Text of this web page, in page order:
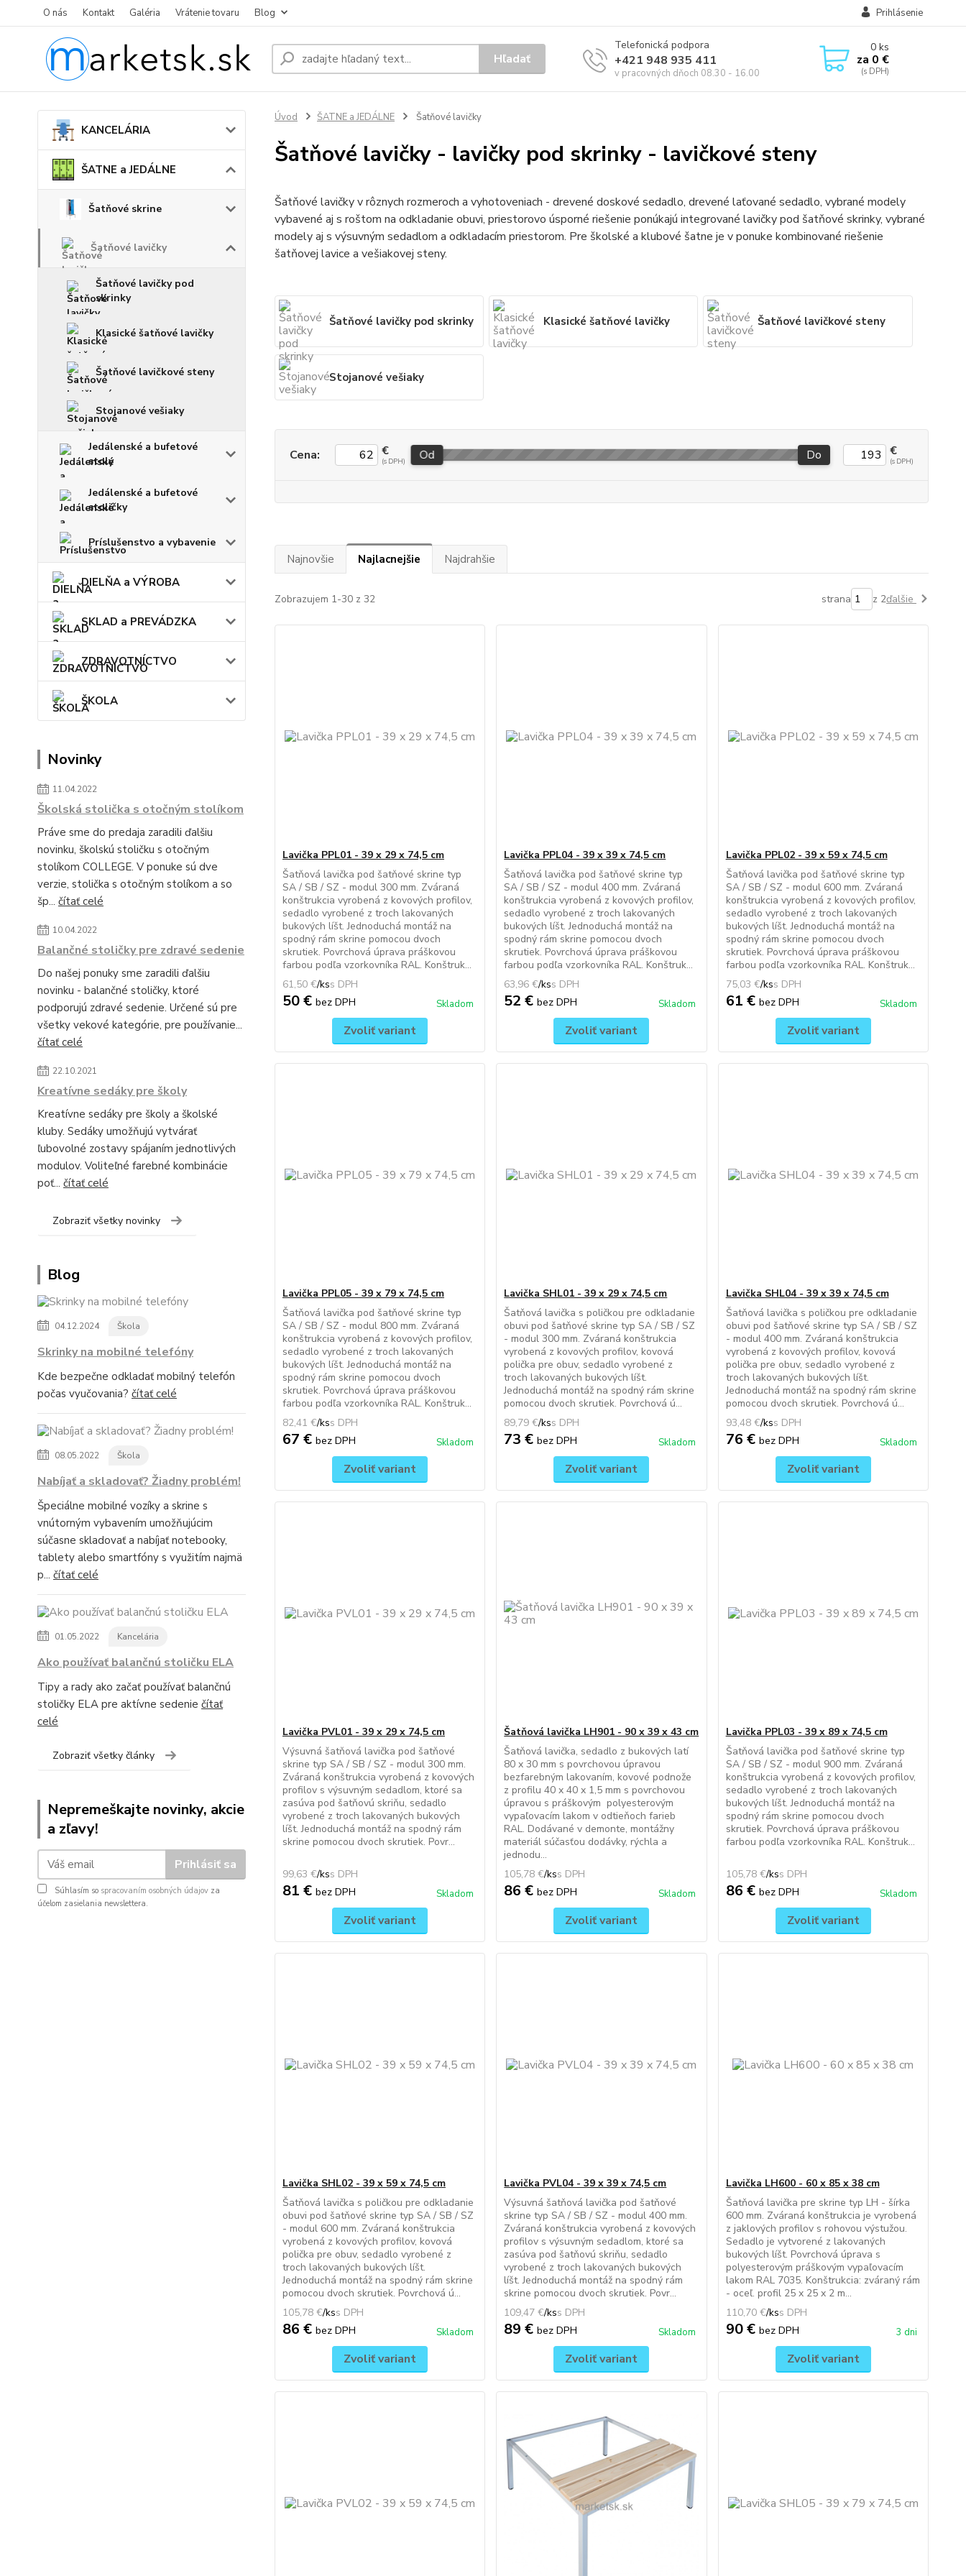
O nás Kontakt Galéria Vrátenie tovaru Blog Prihlásenie
Hľadať
Telefonická podpora
+421 948 935 411
v pracovných dňoch 08.30 - 16.00
0ks
za 0 €
KANCELÁRIA
ŠATNE a JEDÁLNE
Šatňové skrine
Šatňové lavičky
Šatňové lavičky pod
skrinky
Klasické šatňové lavičky
Šatňové lavičkové steny
Stojanové vešiaky
Jedálenské a bufetové
stoly
Jedálenské a bufetové
stoličky
Príslušenstvo a vybavenie
DIELŇA a VÝROBA
SKLAD a PREVÁDZKA
ZDRAVOTNÍCTVO
ŠKOLA
Novinky
11.04.2022
Školská stolička s otočným stolíkom
Práve sme do predaja zaradili ďalšiu
novinku, školskú stoličku s otočným
stolíkom COLLEGE. V ponuke sú dve
verzie, stolička s otočným stolíkom a so
šp... čítať celé
10.04.2022
Balančné stoličky pre zdravé sedenie
Do našej ponuky sme zaradili ďalšiu
novinku - balančné stoličky, ktoré
podporujú zdravé sedenie. Určené sú pre
všetky vekové kategórie, pre používanie...
čítať celé
22.10.2021
Kreatívne sedáky pre školy
Kreatívne sedáky pre školy a školské
kluby. Sedáky umožňujú vytvárať
ľubovolné zostavy spájaním jednotlivých
modulov. Voliteľné farebné kombinácie
poť... čítať celé
Zobraziť všetky novinky
Blog
04.12.2024 Škola
Skrinky na mobilné telefóny
Kde bezpečne odkladať mobilný telefón
počas vyučovania? čítať celé
08.05.2022 Škola
Nabíjať a skladovať? Žiadny problém!
Špeciálne mobilné vozíky a skrine s
vnútorným vybavením umožňujúcim
súčasne skladovať a nabíjať notebooky,
tablety alebo smartfóny s využitím najmä
p... čítať celé
01.05.2022 Kancelária
Ako používať balančnú stoličku ELA
Tipy a rady ako začať používať balančnú
stoličky ELA pre aktívne sedenie čítať
celé
Zobraziť všetky články
Nepremeškajte novinky, akcie
a zľavy!
Prihlásiť sa
Súhlasím so spracovaním osobných údajov za
účelom zasielania newslettera.
Úvod ŠATNE a JEDÁLNE Šatňové lavičky
Šatňové lavičky - lavičky pod skrinky - lavičkové steny
Šatňové lavičky v rôznych rozmeroch a vyhotoveniach - drevené doskové sedadlo, drevené laťované sedadlo, vybrané modely
vybavené aj s roštom na odkladanie obuvi, priestorovo úsporné riešenie ponúkajú integrované lavičky pod šatňové skrinky, vybrané
modely aj s výsuvným sedadlom a odkladacím priestorom. Pre školské a klubové šatne je v ponuke kombinované riešenie
šatňovej lavice a vešiakovej steny.
Šatňové lavičky pod skrinky Klasické šatňové lavičky Šatňové lavičkové steny
Stojanové vešiaky
Cena: € Od Do €
Najnovšie Najlacnejšie Najdrahšie
Zobrazujem 1-30 z 32 strana z 2ďalšie
Lavička PPL01 - 39 x 29 x 74,5 cm
Šatňová lavička pod šatňové skrine typ
SA / SB / SZ - modul 300 mm. Zváraná
konštrukcia vyrobená z kovových profilov,
sedadlo vyrobené z troch lakovaných
bukových líšt. Jednoduchá montáž na
spodný rám skrine pomocou dvoch
skrutiek. Povrchová úprava práškovou
farbou podľa vzorkovníka RAL. Konštruk...
61,50 €/ks
50 € bez DPH Skladom
Zvoliť variant
Lavička PPL04 - 39 x 39 x 74,5 cm
Šatňová lavička pod šatňové skrine typ
SA / SB / SZ - modul 400 mm. Zváraná
konštrukcia vyrobená z kovových profilov,
sedadlo vyrobené z troch lakovaných
bukových líšt. Jednoduchá montáž na
spodný rám skrine pomocou dvoch
skrutiek. Povrchová úprava práškovou
farbou podľa vzorkovníka RAL. Konštruk...
63,96 €/ks
52 €bez DPH Skladom
Zvoliť variant
Lavička PPL02 - 39 x 59 x 74,5 cm
Šatňová lavička pod šatňové skrine typ
SA / SB / SZ - modul 600 mm. Zváraná
konštrukcia vyrobená z kovových profilov,
sedadlo vyrobené z troch lakovaných
bukových líšt. Jednoduchá montáž na
spodný rám skrine pomocou dvoch
skrutiek. Povrchová úprava práškovou
farbou podľa vzorkovníka RAL. Konštruk...
75,03 €/ks
61 € bez DPH Skladom
Zvoliť variant
Lavička PPL05 - 39 x 79 x 74,5 cm
Šatňová lavička pod šatňové skrine typ
SA / SB / SZ - modul 800 mm. Zváraná
konštrukcia vyrobená z kovových profilov,
sedadlo vyrobené z troch lakovaných
bukových líšt. Jednoduchá montáž na
spodný rám skrine pomocou dvoch
skrutiek. Povrchová úprava práškovou
farbou podľa vzorkovníka RAL. Konštruk...
82,41 €/ks
67 € bez DPH Skladom
Zvoliť variant
Lavička SHL01 - 39 x 29 x 74,5 cm
Šatňová lavička s poličkou pre odkladanie
obuvi pod šatňové skrine typ SA / SB / SZ
- modul 300 mm. Zváraná konštrukcia
vyrobená z kovových profilov, kovová
polička pre obuv, sedadlo vyrobené z
troch lakovaných bukových líšt.
Jednoduchá montáž na spodný rám skrine
pomocou dvoch skrutiek. Povrchová ú...
89,79 €/ks
73 €bez DPH Skladom
Zvoliť variant
Lavička SHL04 - 39 x 39 x 74,5 cm
Šatňová lavička s poličkou pre odkladanie
obuvi pod šatňové skrine typ SA / SB / SZ
- modul 400 mm. Zváraná konštrukcia
vyrobená z kovových profilov, kovová
polička pre obuv, sedadlo vyrobené z
troch lakovaných bukových líšt.
Jednoduchá montáž na spodný rám skrine
pomocou dvoch skrutiek. Povrchová ú...
93,48 €/ks
76 € bez DPH Skladom
Zvoliť variant
Lavička PVL01 - 39 x 29 x 74,5 cm
Výsuvná šatňová lavička pod šatňové
skrine typ SA / SB / SZ - modul 300 mm.
Zváraná konštrukcia vyrobená z kovových
profilov s výsuvným sedadlom, ktoré sa
zasúva pod šatňovú skriňu, sedadlo
vyrobené z troch lakovaných bukových
líšt. Jednoduchá montáž na spodný rám
skrine pomocou dvoch skrutiek. Povr...
99,63 €/ks
81 € bez DPH Skladom
Zvoliť variant
Šatňová lavička LH901 - 90 x 39 x 43 cm
Šatňová lavička, sedadlo z bukových latí
80 x 30 mm s povrchovou úpravou
bezfarebným lakovaním, kovové podnože
z profilu 40 x 40 x 1,5 mm s povrchovou
úpravou s práškovým polyesterovým
vypaľovacím lakom v odtieňoch farieb
RAL. Dodávané v demonte, montážny
materiál súčasťou dodávky, rýchla a
jednodu...
105,78 €/ks
86 €bez DPH Skladom
Zvoliť variant
Lavička PPL03 - 39 x 89 x 74,5 cm
Šatňová lavička pod šatňové skrine typ
SA / SB / SZ - modul 900 mm. Zváraná
konštrukcia vyrobená z kovových profilov,
sedadlo vyrobené z troch lakovaných
bukových líšt. Jednoduchá montáž na
spodný rám skrine pomocou dvoch
skrutiek. Povrchová úprava práškovou
farbou podľa vzorkovníka RAL. Konštruk...
105,78 €/ks
86 € bez DPH Skladom
Zvoliť variant
Lavička SHL02 - 39 x 59 x 74,5 cm
Šatňová lavička s poličkou pre odkladanie
obuvi pod šatňové skrine typ SA / SB / SZ
- modul 600 mm. Zváraná konštrukcia
vyrobená z kovových profilov, kovová
polička pre obuv, sedadlo vyrobené z
troch lakovaných bukových líšt.
Jednoduchá montáž na spodný rám skrine
pomocou dvoch skrutiek. Povrchová ú...
105,78 €/ks
86 € bez DPH Skladom
Zvoliť variant
Lavička PVL04 - 39 x 39 x 74,5 cm
Výsuvná šatňová lavička pod šatňové
skrine typ SA / SB / SZ - modul 400 mm.
Zváraná konštrukcia vyrobená z kovových
profilov s výsuvným sedadlom, ktoré sa
zasúva pod šatňovú skriňu, sedadlo
vyrobené z troch lakovaných bukových
líšt. Jednoduchá montáž na spodný rám
skrine pomocou dvoch skrutiek. Povr...
109,47 €/ks
89 €bez DPH Skladom
Zvoliť variant
Lavička LH600 - 60 x 85 x 38 cm
Šatňová lavička pre skrine typ LH - šírka
600 mm. Zváraná konštrukcia je vyrobená
z jaklových profilov s rohovou výstužou.
Sedadlo je vytvorené z lakovaných
bukových líšt. Povrchová úprava s
polyesterovým práškovým vypaľovacím
lakom RAL 7035. Konštrukcia: zváraný rám
- oceľ. profil 25 x 25 x 2 m...
110,70 €/ks
90 € bez DPH 3 dni
Zvoliť variant